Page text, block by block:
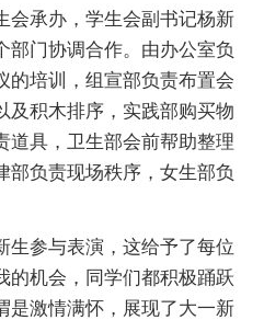
承办，学生会副书记杨新
部门协调合作。由办公室负
的培训，组宣部负责布置会
及积木排序，实践部购买物
道具，卫生部会前帮助整理
部负责现场秩序，女生部负
参与表演，这给予了每位
的机会，同学们都积极踊跃
是激情满怀，展现了大一新